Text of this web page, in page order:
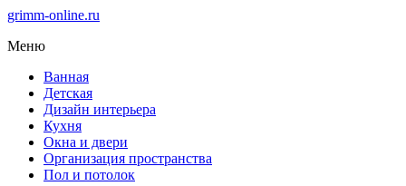
grimm-online.ru
Меню
Ванная
Детская
Дизайн интерьера
Кухня
Окна и двери
Организация пространства
Пол и потолок